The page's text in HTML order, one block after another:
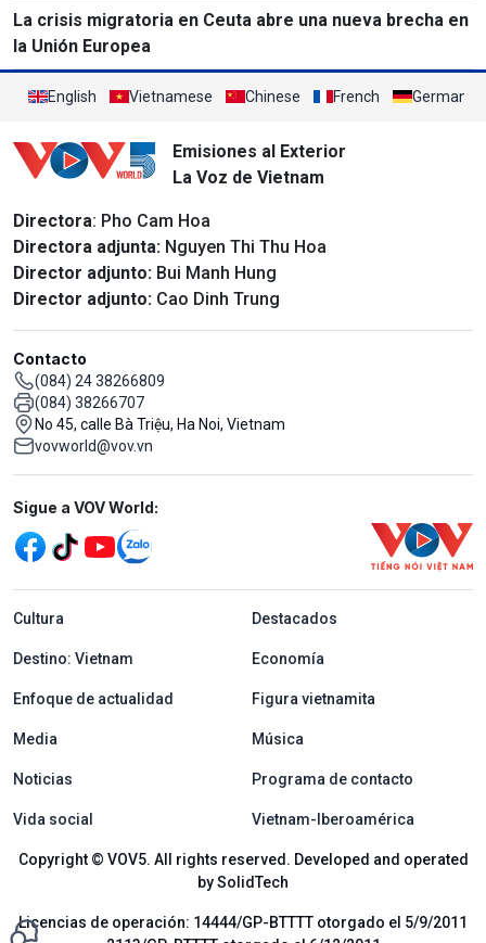
La crisis migratoria en Ceuta abre una nueva brecha en
la Unión Europea
English Vietnamese Chinese French German
Emisiones al Exterior
La Voz de Vietnam
Directora: Pho Cam Hoa
Directora adjunta: Nguyen Thi Thu Hoa
Director adjunto: Bui Manh Hung
Director adjunto: Cao Dinh Trung
Contacto
(084) 24 38266809
(084) 38266707
No 45, calle Bà Triệu, Ha Noi, Vietnam
vovworld@vov.vn
Mạng xã hội
Sigue a VOV World:
menu footer tiếng Tây ban nha
Cultura Destacados
Destino: Vietnam Economía
Enfoque de actualidad Figura vietnamita
Media Música
Noticias Programa de contacto
Vida social Vietnam-Iberoamérica
Copyright © VOV5. All rights reserved. Developed and operated
by SolidTech
Licencias de operación: 14444/GP-BTTTT otorgado el 5/9/2011